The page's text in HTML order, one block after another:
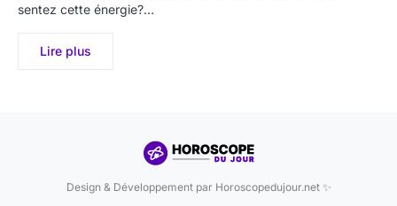
sentez cette énergie?…
Lire plus
Design & Développement par Horoscopedujour.net ✨